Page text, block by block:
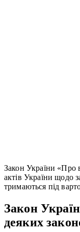
Закон України «Про
актів України щодо
тримаються під
Закон
деяких